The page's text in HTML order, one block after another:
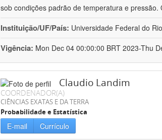
sob condições padrão de temperatura e pressão.
Instituição/UF/País: Universidade Federal do
Vigência: Mon Dec 04 00:00:00 BRT 2023-Thu
Claudio Landim
COORDENADOR(A)
CIÊNCIAS EXATAS E DA TERRA
Probabilidade e Estatística
E-mail Currículo